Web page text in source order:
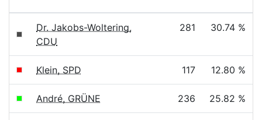
Dr. Jakobs-Woltering,
CDU
281 30.74 %
Klein, SPD 117 12.80 %
André, GRÜNE 236 25.82 %